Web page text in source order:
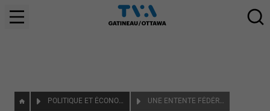
POLITIQUE ET ÉCONOMIE UNE ENTENTE FÉDÉRALE-PROVINCIALE DE 10 MILLIARDS DE DOLLARS EN INFRASTRUCTURES POUR LE QUÉBEC